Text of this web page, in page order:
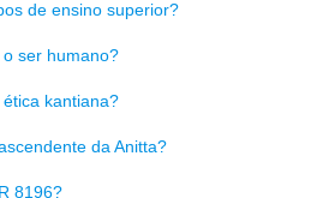
de ensino superior?
ser humano?
kantiana?
da Anitta?
8196?